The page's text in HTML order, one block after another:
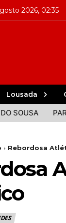
2026, 02:35
Lousada
PAREDES,
Rebordosa